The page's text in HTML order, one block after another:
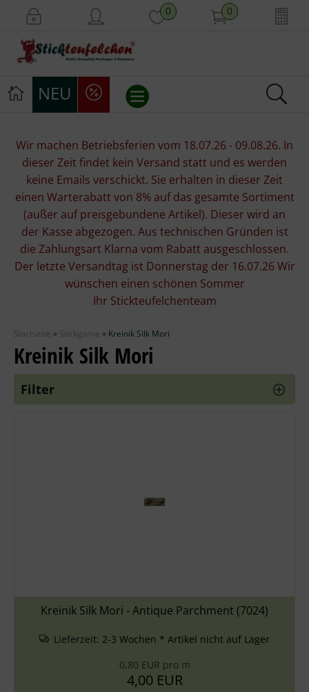
0 0
NEU
Stickpackungen
Stickgarne
Stoffe
Mill Hill Beads
Wolle
Stricknadeln
Wir machen Betriebsferien vom 18.07.26 - 09.08.26. In
dieser Zeit findet kein Versand statt und es werden
keine Emails verschickt. Sie erhalten in dieser Zeit
einen Warterabatt von 8% auf das gesamte Sortiment
(außer auf preisgebundene Artikel). Dieser wird an
der Kasse abgezogen. Aus technischen Gründen ist
die Zahlungsart Klarna vom Rabatt ausgeschlossen.
Der letzte Versandtag ist Donnerstag der 16.07.26 Wir
wünschen einen schönen Sommer
Ihr Stickteufelchenteam
Startseite » Stickgarne » Kreinik Silk Mori
Kreinik Silk Mori
Filter
Kreinik Silk Mori - Antique Parchment (7024)
Lieferzeit: 2-3 Wochen * Artikel nicht auf Lager
0,80 EUR pro m
4,00 EUR